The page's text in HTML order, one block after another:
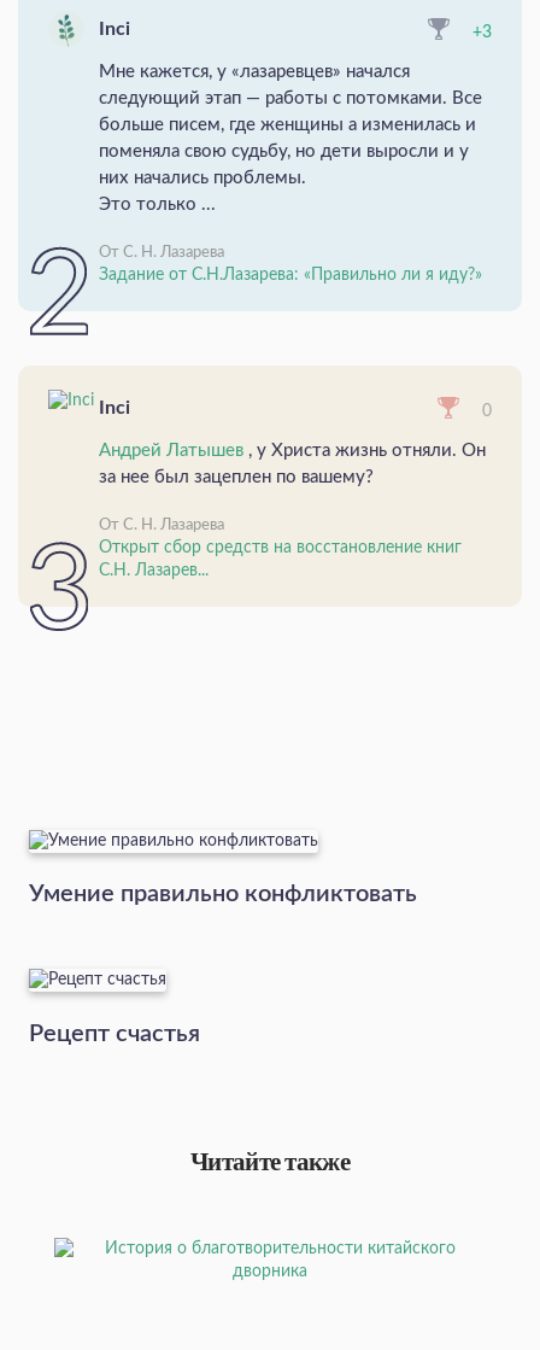
Inci +3
Мне кажется, у «лазаревцев» начался
следующий этап — работы с потомками. Все
больше писем, где женщины а изменилась и
поменяла свою судьбу, но дети выросли и у
них начались проблемы.
Это только ...
От С. Н. Лазарева
Задание от С.Н.Лазарева: «Правильно ли я иду?»
Inci 0
Андрей Латышев , у Христа жизнь отняли. Он
за нее был зацеплен по вашему?
От С. Н. Лазарева
Открыт сбор средств на восстановление книг
С.Н. Лазарев...
Умение правильно конфликтовать
Рецепт счастья
Читайте также